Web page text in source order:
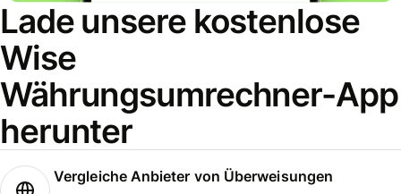
Lade unsere kostenlose
Wise
Währungsumrechner-App
herunter
Vergleiche Anbieter von Überweisungen